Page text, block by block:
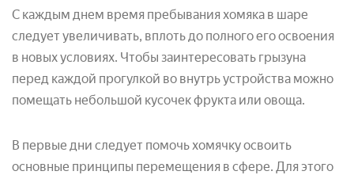
С каждым днем время пребывания хомяка в шаре
следует увеличивать, вплоть до полного его освоения
в новых условиях. Чтобы заинтересовать грызуна
перед каждой прогулкой во внутрь устройства можно
помещать небольшой кусочек фрукта или овоща.
В первые дни следует помочь хомячку освоить
основные принципы перемещения в сфере. Для этого